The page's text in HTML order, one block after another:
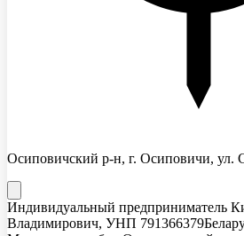
Осиповичский р-н, г. Осиповичи, ул.
Индивидуальный предприниматель
Владимирович, УНП 791366379